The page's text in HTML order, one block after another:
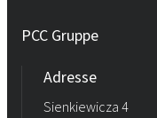
PCC Gruppe
Adresse
Sienkiewicza 4